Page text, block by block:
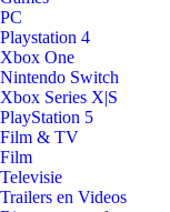
PC
Playstation 4
Xbox One
Nintendo Switch
Xbox Series X|S
PlayStation 5
Film & TV
Film
Televisie
Trailers en Videos